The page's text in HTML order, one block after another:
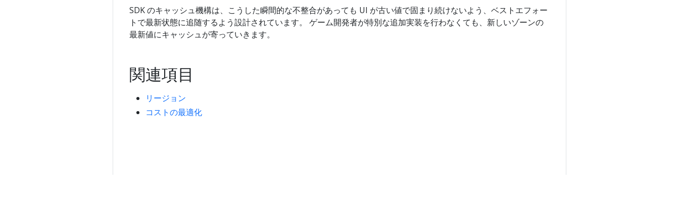
SDK のキャッシュ機構は、こうした瞬間的な不整合があっても UI が古い値で固まり続けないよう、ベストエフォー
トで最新状態に追随するよう設計されています。 ゲーム開発者が特別な追加実装を行わなくても、新しいゾーンの
最新値にキャッシュが寄っていきます。
関連項目
リージョン
コストの最適化